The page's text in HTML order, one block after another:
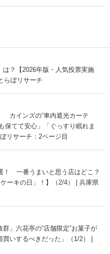
？【2026年版・人気投票実施
らぼリサーチ
カインズの“車内遮光カーテ
てて安心」「ぐっすり眠れま
リサーチ：2ページ目
！ 一番うまいと思う店はどこ？
ーキの日」！】（2/4） | 兵庫県
群」六花亭の“店舗限定”お菓子が
いするべきだった」（1/2） |